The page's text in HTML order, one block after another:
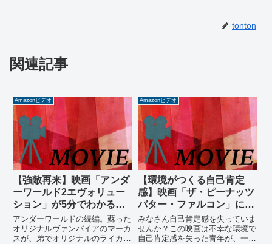
tonton
関連記事
Amazonビデオ
【強敵再来】映画「アンダ
ーワールド2エヴォリュー
ション」が5分でわかる！
【ネタバレあり】
アンダーワールドの続編。蘇った
オリジナルヴァンパイアのマーカ
スが、弟でオリジナルのライカン
Amazonビデオ
【環境がつくる自己肯定
感】映画「ザ・ピーナッツ
バター・ファルコン」に学
ぶ出会いの大切さ
みなさん自己肯定感を失っていま
せんか？この映画は不幸な環境で
自己肯定感を失った青年が、一つ